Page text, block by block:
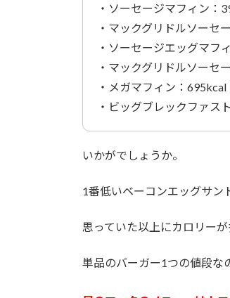
・ソーセージマフィン：
・マックグリドルソーセ
・ソーセージエッグマフ
・マックグリドルソーセ
・メガマフィン：695kcal
・ビッグブレックファス
いかがでしょうか。
1番低いベーコンエッグサン
思っていた以上にカロリーが
単品のバーガー1つの値段な